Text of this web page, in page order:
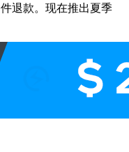
退款。现在推出夏季